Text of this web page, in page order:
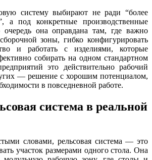
систему выбирают не ради “более
а под конкретные производственные
она оправдана там, где важно
зоны, гибко конфигурировать
и работать с изделиями, которые
собирать на одном стандартном
это действительно рабочий
— решение с хорошим потенциалом,
в повседневной работе.
система в реальной
словами, рельсовая система — это
участок размерами одного стола. Она